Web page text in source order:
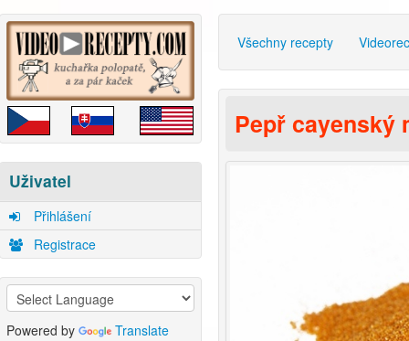
Uživatel
Přihlášení
Registrace
Powered by Translate
Všechny recepty
Pepř cayenský